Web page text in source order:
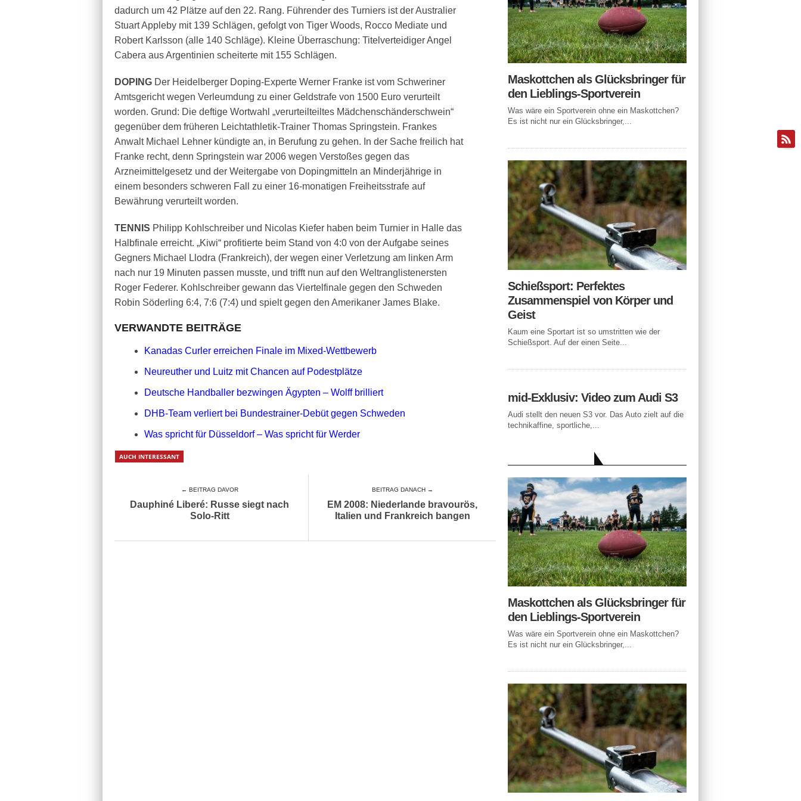
dadurch um 42 Plätze auf den 22. Rang. Führender des Turniers ist der Australier
Stuart Appleby mit 139 Schlägen, gefolgt von Tiger Woods, Rocco Mediate und
Robert Karlsson (alle 140 Schläge). Kleine Überraschung: Titelverteidiger Angel
Cabera aus Argentinien scheiterte mit 155 Schlägen.
DOPING Der Heidelberger Doping-Experte Werner Franke ist vom Schweriner
Amtsgericht wegen Verleumdung zu einer Geldstrafe von 1500 Euro verurteilt
worden. Grund: Die deftige Wortwahl „verurteilteiltes Mädchenschänderschwein“
gegenüber dem früheren Leichtathletik-Trainer Thomas Springstein. Frankes
Anwalt Michael Lehner kündigte an, in Berufung zu gehen. In der Sache freilich hat
Franke recht, denn Springstein war 2006 wegen Verstoßes gegen das
Arzneimittelgesetz und der Weitergabe von Dopingmitteln an Minderjährige in
einem besonders schweren Fall zu einer 16-monatigen Freiheitsstrafe auf
Bewährung verurteilt worden.
TENNIS Philipp Kohlschreiber und Nicolas Kiefer haben beim Turnier in Halle das
Halbfinale erreicht. „Kiwi“ profitierte beim Stand von 4:0 von der Aufgabe seines
Gegners Michael Llodra (Frankreich), der wegen einer Verletzung am linken Arm
nach nur 19 Minuten passen musste, und trifft nun auf den Weltranglistenersten
Roger Federer. Kohlschreiber gewann das Viertelfinale gegen den Schweden
Robin Söderling 6:4, 7:6 (7:4) und spielt gegen den Amerikaner James Blake.
VERWANDTE BEITRÄGE
Kanadas Curler erreichen Finale im Mixed-Wettbewerb
Neureuther und Luitz mit Chancen auf Podestplätze
Deutsche Handballer bezwingen Ägypten – Wolff brilliert
DHB-Team verliert bei Bundestrainer-Debüt gegen Schweden
Was spricht für Düsseldorf – Was spricht für Werder
AUCH INTERESSANT
← BEITRAG DAVOR
Dauphiné Liberé: Russe siegt nach
Solo-Ritt
BEITRAG DANACH →
EM 2008: Niederlande bravourös,
Italien und Frankreich bangen
Maskottchen als Glücksbringer für
den Lieblings-Sportverein
Was wäre ein Sportverein ohne ein Maskottchen?
Es ist nicht nur ein Glücksbringer,...
Schießsport: Perfektes
Zusammenspiel von Körper und
Geist
Kaum eine Sportart ist so umstritten wie der
Schießsport. Auf der einen Seite...
mid-Exklusiv: Video zum Audi S3
Audi stellt den neuen S3 vor. Das Auto zielt auf die
technikaffine, sportliche,...
Maskottchen als Glücksbringer für
den Lieblings-Sportverein
Was wäre ein Sportverein ohne ein Maskottchen?
Es ist nicht nur ein Glücksbringer,...